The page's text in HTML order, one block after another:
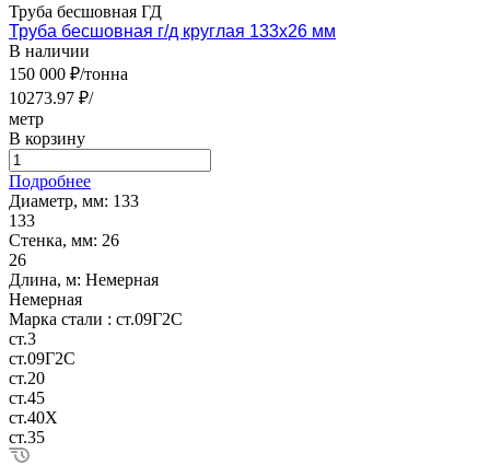
Труба бесшовная ГД
Труба бесшовная г/д круглая 133х26 мм
В наличии
150 000 ₽/тонна
10273.97 ₽/
метр
В корзину
Подробнее
Диаметр, мм: 133
133
Стенка, мм: 26
26
Длина, м: Немерная
Немерная
Марка стали : ст.09Г2С
ст.3
ст.09Г2С
ст.20
ст.45
ст.40Х
ст.35